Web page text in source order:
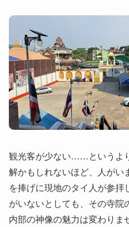
観光客が少ない……というよ
解かもしれないほど、人がい
を捧げに現地のタイ人が参拝
がいないとしても、その寺院
内部の神像の魅力は変わりま